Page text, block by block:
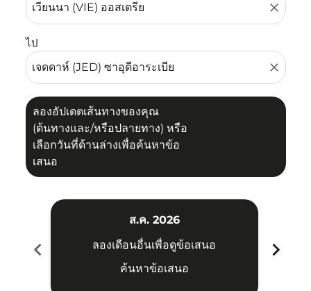
close
ไป
close
ลองอัปเดตเส้นทางของคุณ
(ต้นทางและ/หรือปลายทาง) หรือ
เลือกวันที่ด้านล่างเพื่อค้นหาข้อ
เสนอ
chevron_left
ส.ค. 2026
ลองเดือนอื่นเพื่อดูข้อเสนอ
ค้นหาข้อเสนอ
chevron_right